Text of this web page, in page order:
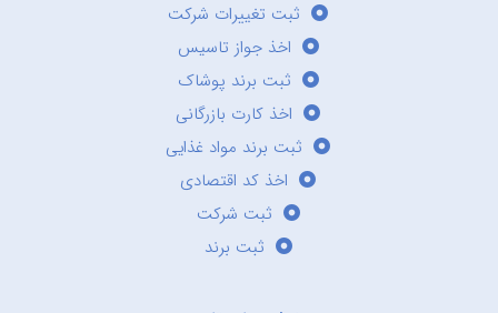
ثبت تغییرات شرکت
اخذ جواز تاسیس
ثبت برند پوشاک
اخذ کارت بازرگانی
ثبت برند مواد غذایی
اخذ کد اقتصادی
ثبت شرکت
ثبت برند